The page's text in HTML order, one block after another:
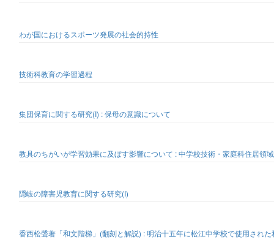
わが国におけるスポーツ発展の社会的持性
技術科教育の学習過程
集団保育に関する研究(I) : 保母の意識について
教具のちがいが学習効果に及ぼす影響について : 中学校技術・家庭科住居領
隠岐の障害児教育に関する研究(I)
香西松聲著「和文階梯」(翻刻と解説) : 明治十五年に松江中学校で使用され